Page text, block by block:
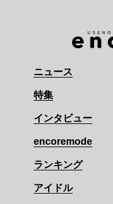
ニュース
特集
インタビュー
encoremode
ランキング
アイドル